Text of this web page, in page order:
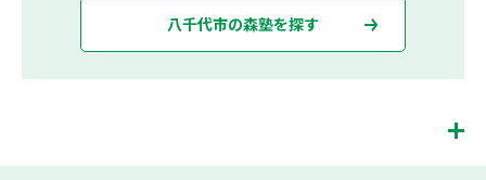
八千代市の森塾を探す